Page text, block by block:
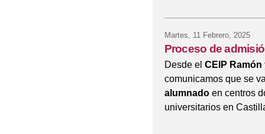
Martes, 11 Febrero, 2025
Proceso de
Desde el CEIP Ramón
comunicamos que se
alumnadoen centros
universitarios en